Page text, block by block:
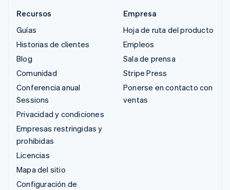
Recursos
Guías
Historias de clientes
Blog
Comunidad
Conferencia anual
Sessions
Privacidad y condiciones
Empresas restringidas y
prohibidas
Licencias
Mapa del sitio
Configuración de
Empresa
Hoja de ruta del producto
Empleos
Sala de prensa
Stripe Press
Ponerse en contacto con
ventas